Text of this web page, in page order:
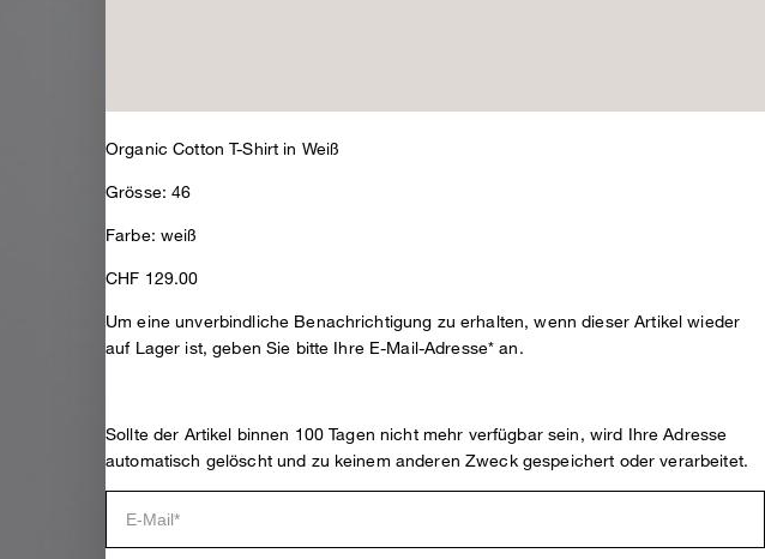
Organic Cotton T-Shirt in Weiß
Grösse: 46
Farbe: weiß
CHF 129.00
Um eine unverbindliche Benachrichtigung zu erhalten, wenn dieser Artikel wieder
auf Lager ist, geben Sie bitte Ihre E-Mail-Adresse* an.
Sollte der Artikel binnen 100 Tagen nicht mehr verfügbar sein, wird Ihre Adresse
automatisch gelöscht und zu keinem anderen Zweck gespeichert oder verarbeitet.